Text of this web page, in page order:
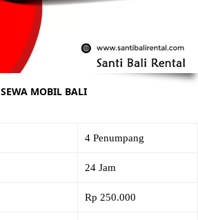
SEWA MOBIL BALI
4 Penumpang
24 Jam
Rp 250.000